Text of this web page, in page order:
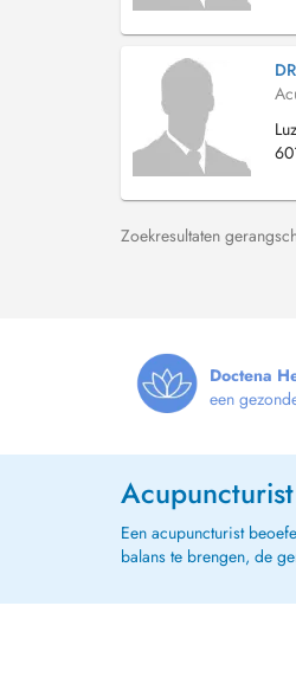
Zoekresultaten
Doctena
een
Acupuncturist
Een acupuncturist
balans te brengen, de